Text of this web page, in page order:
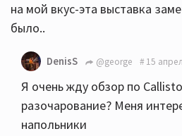
на мой вкус-эта выставка
было..
DenisS @george 15
Я очень жду обзор по
разочарование? Меня
напольники